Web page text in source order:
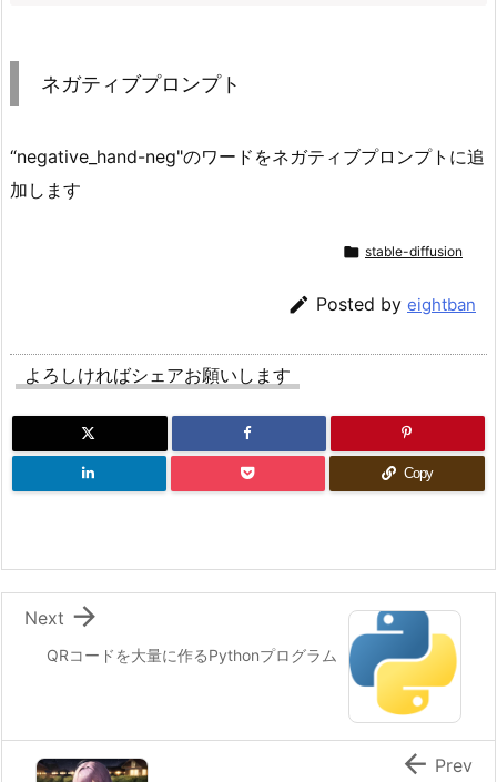
ネガティブプロンプト
“negative_hand-neg"のワードをネガティブプロンプトに追
加します
 stable-diffusion
 Posted by eightban
よろしければシェアお願いします
Copy
QRコードを大量に作るPythonプログラム

Next
 Prev